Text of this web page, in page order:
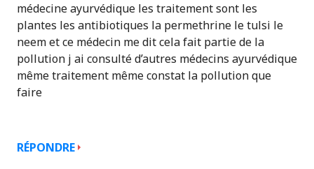
médecine ayurvédique les traitement sont les
plantes les antibiotiques la permethrine le tulsi le
neem et ce médecin me dit cela fait partie de la
pollution j ai consulté d’autres médecins ayurvédique
même traitement même constat la pollution que
faire
RÉPONDRE